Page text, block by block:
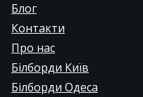
Блог
Контакти
Про нас
Білборди Київ
Білборди Одеса